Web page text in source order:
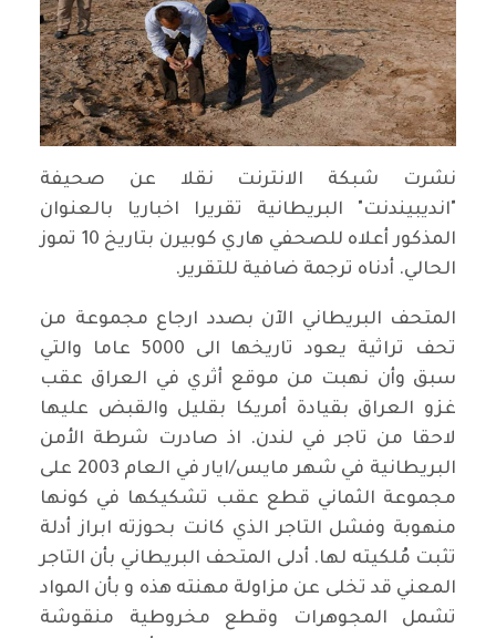
نشرت شبكة الانترنت نقلا عن صحيفة
"انديبيندنت" البريطانية تقريرا اخباريا بالعنوان
المذكور أعلاه للصحفي هاري كوبيرن بتاريخ 10 تموز
الحالي. أدناه ترجمة ضافية للتقرير.
المتحف البريطاني الآن بصدد ارجاع مجموعة من
تحف تراثية يعود تاريخها الى 5000 عاما والتي
سبق وأن نهبت من موقع أثري في العراق عقب
غزو العراق بقيادة أمريكا بقليل والقبض عليها
لاحقا من تاجر في لندن. اذ صادرت شرطة الأمن
البريطانية في شهر مايس/ايار في العام 2003 على
مجموعة الثماني قطع عقب تشكيكها في كونها
منهوبة وفشل التاجر الذي كانت بحوزته ابراز أدلة
تثبت مُلكيته لها. أدلى المتحف البريطاني بأن التاجر
المعني قد تخلى عن مزاولة مهنته هذه و بأن المواد
تشمل المجوهرات وقطع مخروطية منقوشة